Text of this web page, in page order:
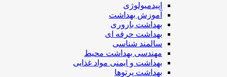
اپیدمیولوژی
آموزش بهداشت
بهداشت باروری
بهداشت حرفه ای
سالمند شناسی
مهندسی بهداشت محيط
بهداشت و ایمنی مواد غذایی
بهداشت پرتوها